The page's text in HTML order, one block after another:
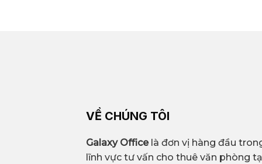
VỀ CHÚNG TÔI
Galaxy Officelà đơn vị hàng đầu
lĩnh vực tư vấn cho thuê văn phòng